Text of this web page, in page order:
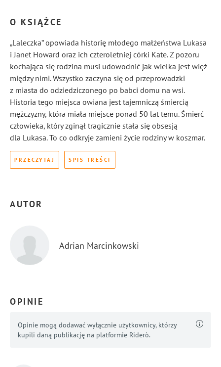
O KSIĄŻCE
„Laleczka” opowiada historię młodego małżeństwa Lukasa
i Janet Howard oraz ich czteroletniej córki Kate. Z pozoru
kochająca się rodzina musi udowodnić jak wielka jest więź
między nimi. Wszystko zaczyna się od przeprowadzki
z miasta do odziedziczonego po babci domu na wsi.
Historia tego miejsca owiana jest tajemniczą śmiercią
mężczyzny, która miała miejsce ponad 50 lat temu. Śmierć
człowieka, który zginął tragicznie stała się obsesją
dla Lukasa. To co odkryje zamieni życie rodziny w koszmar.
PRZECZYTAJ SPIS TREŚCI
AUTOR
Adrian Marcinkowski
OPINIE
Opinie mogą dodawać wyłącznie użytkownicy, którzy
kupili daną publikację na platformie Riderò.